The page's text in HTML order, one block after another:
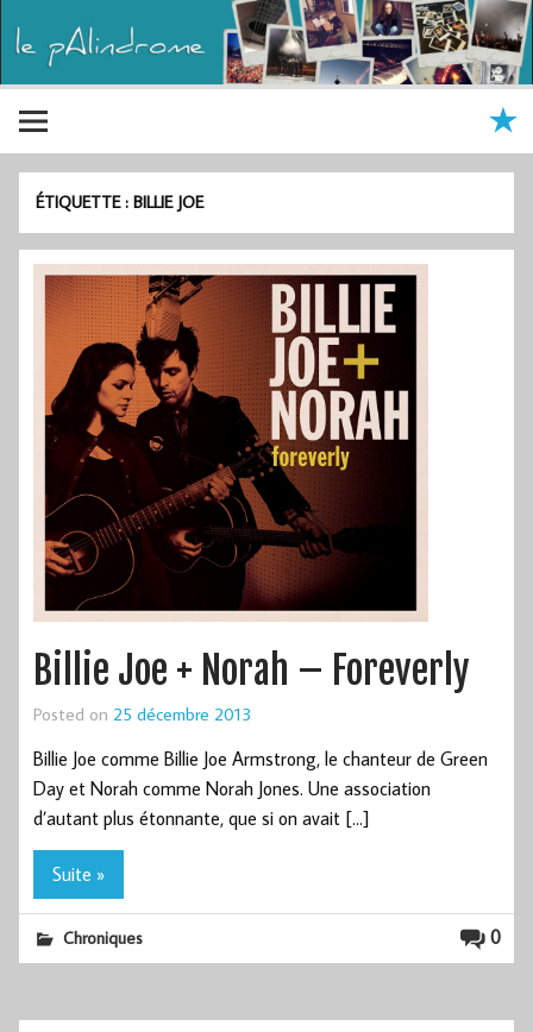
ÉTIQUETTE :BILLIE JOE
Billie Joe + Norah – Foreverly
Posted on 25 décembre 2013
Billie Joe comme Billie Joe Armstrong, le chanteur de Green
Day et Norah comme Norah Jones. Une association
d’autant plus étonnante, que si on avait […]
Suite »
0
Chroniques